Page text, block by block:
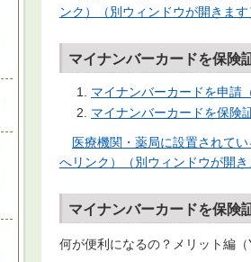
ンク）（別ウィンドウが開きます
マイナンバーカードを保険
マイナンバーカードを申請
マイナンバーカードを保険
医療機関・薬局に設置されて
へリンク）（別ウィンドウが開き
マイナンバーカードを保険
何が便利になるの？メリット編